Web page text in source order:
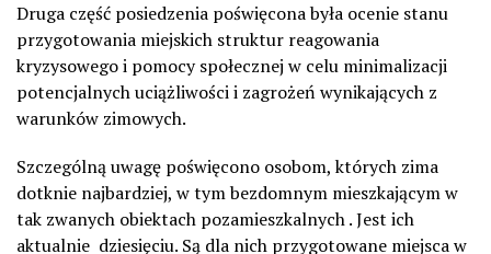
Druga część posiedzenia poświęcona była ocenie stanu
przygotowania miejskich struktur reagowania
kryzysowego i pomocy społecznej w celu minimalizacji
potencjalnych uciążliwości i zagrożeń wynikających z
warunków zimowych.
Szczególną uwagę poświęcono osobom, których zima
dotknie najbardziej, w tym bezdomnym mieszkającym w
tak zwanych obiektach pozamieszkalnych . Jest ich
aktualnie dziesięciu. Są dla nich przygotowane miejsca w